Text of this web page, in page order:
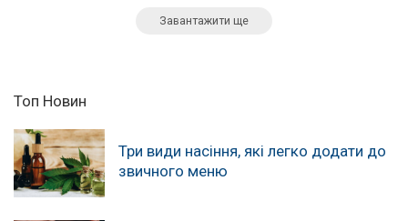
Завантажити ще
Топ Новин
Три види насіння, які легко додати до
звичного меню